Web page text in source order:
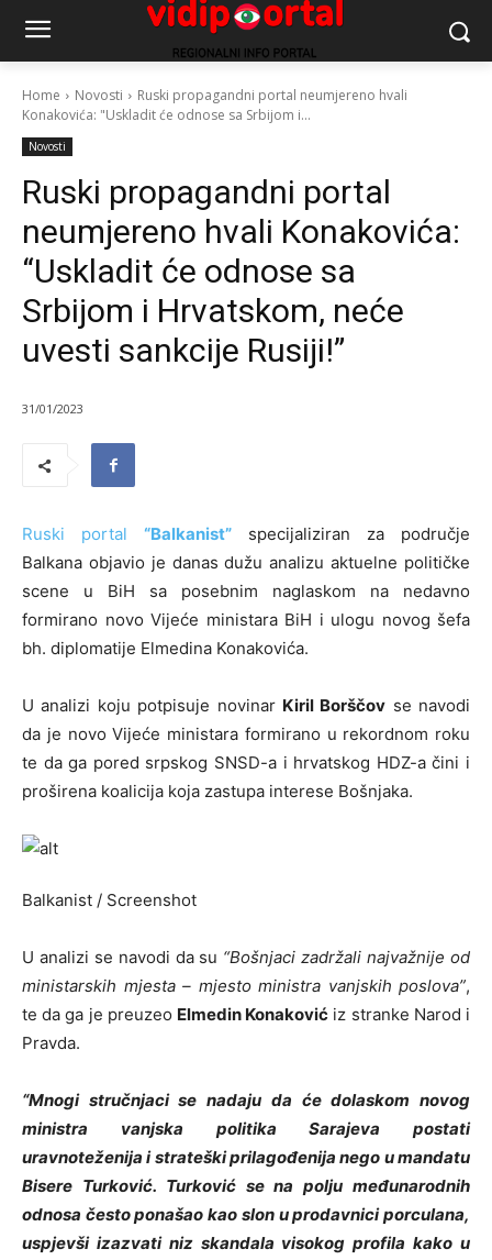
Home Novosti
Ruski propagandni portal neumjereno hvali
Konakovića: "Uskladit će odnose sa Srbijom i...
Novosti
Ruski propagandni portal
neumjereno hvali Konakovića:
“Uskladit će odnose sa
Srbijom i Hrvatskom, neće
uvesti sankcije Rusiji!”
31/01/2023
Ruski portal “Balkanist” specijaliziran za područje
Balkana objavio je danas dužu analizu aktuelne političke
scene u BiH sa posebnim naglaskom na nedavno
formirano novo Vijeće ministara BiH i ulogu novog šefa
bh. diplomatije Elmedina Konakovića.
U analizi koju potpisuje novinar Kiril Borščov se navodi
da je novo Vijeće ministara formirano u rekordnom roku
te da ga pored srpskog SNSD-a i hrvatskog HDZ-a čini i
proširena koalicija koja zastupa interese Bošnjaka.
Balkanist / Screenshot
U analizi se navodi da su “Bošnjaci zadržali najvažnije od
ministarskih mjesta – mjesto ministra vanjskih poslova”,
te da ga je preuzeo Elmedin Konaković iz stranke Narod i
Pravda.
“Mnogi stručnjaci se nadaju da će dolaskom novog
ministra vanjska politika Sarajeva postati
uravnoteženija i strateški prilagođenija nego u mandatu
Bisere Turković. Turković se na polju međunarodnih
odnosa često ponašao kao slon u prodavnici porculana,
uspjevši izazvati niz skandala visokog profila kako u